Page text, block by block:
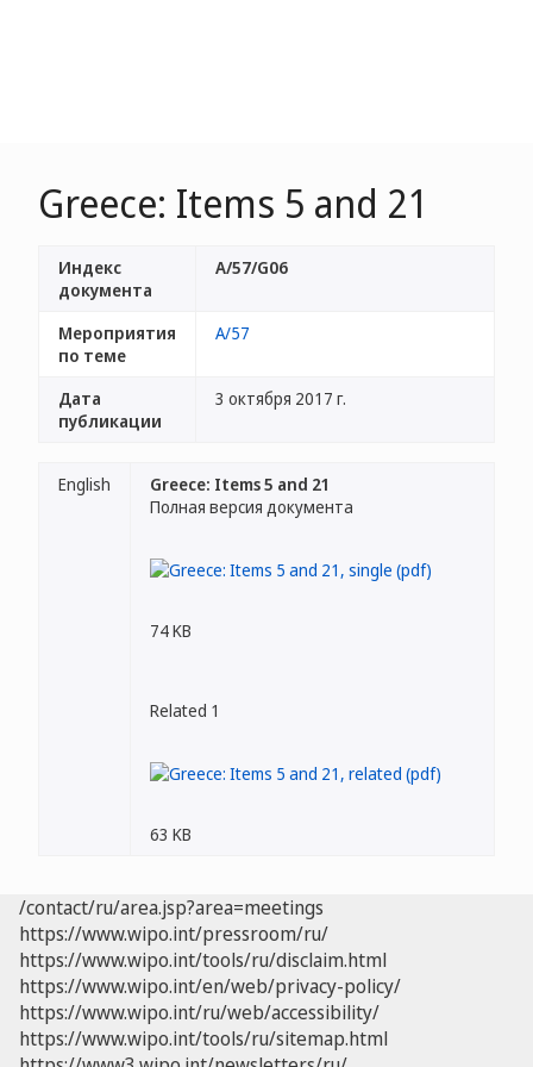
Greece: Items 5 and 21
Индекс
документа
A/57/G06
Мероприятия
по теме
A/57
Дата
публикации
3 октября 2017 г.
English
Greece: Items 5 and 21
Полная версия документа
74 KB
Related 1
63 KB
/contact/ru/area.jsp?area=meetings
https://www.wipo.int/pressroom/ru/
https://www.wipo.int/tools/ru/disclaim.html
https://www.wipo.int/en/web/privacy-policy/
https://www.wipo.int/ru/web/accessibility/
https://www.wipo.int/tools/ru/sitemap.html